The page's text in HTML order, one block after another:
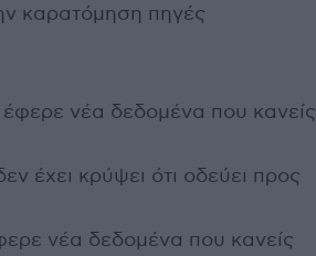
καρατόμηση πηγές
νέα δεδομένα που κανείς
έχει κρύψει ότι οδεύει προς
νέα δεδομένα που κανείς